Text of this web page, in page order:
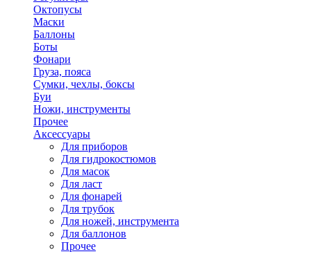
Октопусы
Маски
Баллоны
Боты
Фонари
Груза, пояса
Сумки, чехлы, боксы
Буи
Ножи, инструменты
Прочее
Аксессуары
Для приборов
Для гидрокостюмов
Для масок
Для ласт
Для фонарей
Для трубок
Для ножей, инструмента
Для баллонов
Прочее